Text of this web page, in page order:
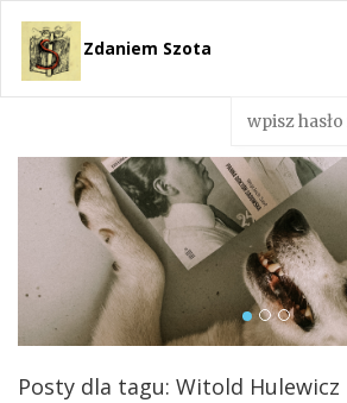
Zdaniem Szota
Posty dla tagu: Witold Hulewicz